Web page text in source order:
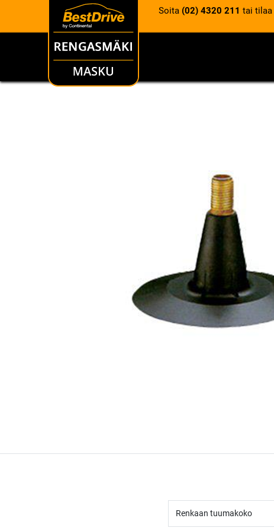
Soita (02) 4320 211 tai tilaa
RENKAAT
Renkaan tuumakoko